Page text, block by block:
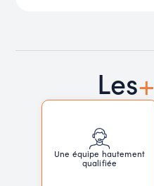
Les+
Une équipe hautement
qualifiée